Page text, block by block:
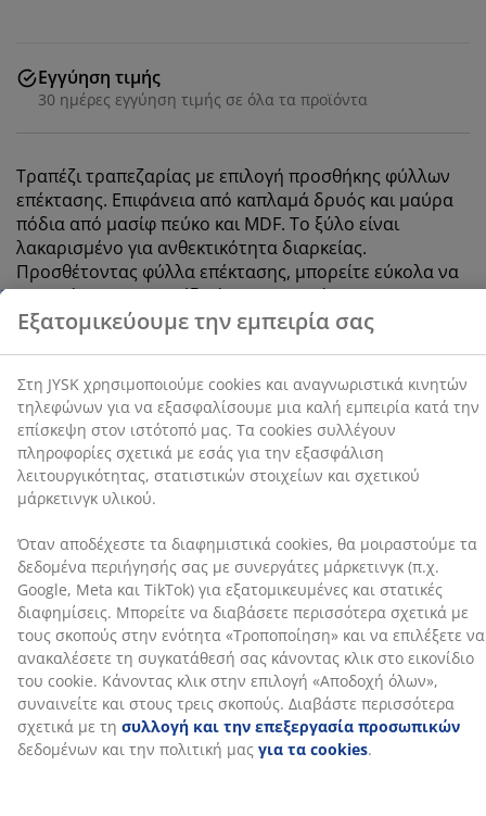
Εγγύηση τιμής
30 ημέρες εγγύηση τιμής σε όλα τα προϊόντα
Τραπέζι τραπεζαρίας με επιλογή προσθήκης φύλλων
επέκτασης. Επιφάνεια από καπλαμά δρυός και μαύρα
πόδια από μασίφ πεύκο και MDF. Το ξύλο είναι
λακαρισμένο για ανθεκτικότητα διαρκείας.
Προσθέτοντας φύλλα επέκτασης, μπορείτε εύκολα να
επεκτείνετε το τραπέζι είτε στα 245 είτε στα 290 cm
για μεγαλύτερεςσυγκεντρώσεις. Τα πόδια μπορούν να
SKU: 3601233
Οδηγίες Συναρμολόγησης
Χαρακτηριστικά προϊόντος
Αξιολογήσεις
( 126)
Σχετικά με τη μάρκα
Εξατομικεύουμε την εμπειρία σας
εμπειρία κατά την επίσκεψη στον ιστότοπό μας. Τα
cookies συλλέγουν πληροφορίες σχετικά με εσάς για
την εξασφάλιση λειτουργικότητας, στατιστικών
στοιχείων και σχετικού μάρκετινγκ υλικού.
μοιραστούμε τα δεδομένα περιήγησής σας με
Μπορείτε να διαβάσετε περισσότερα σχετικά με τους
σκοπούς στην ενότητα «Τροποποίηση» και να
επιλέξετε να ανακαλέσετε τη συγκατάθεσή σας
κάνοντας κλικ στο εικονίδιο του cookie. Κάνοντας κλικ
στην επιλογή «Αποδοχή όλων», συναινείτε και στους
τρεις σκοπούς. Διαβάστε περισσότερα σχετικά με τη
δεδομένων και την πολιτική μαςγια τα cookies.